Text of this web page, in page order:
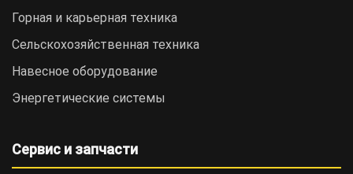
Горная и карьерная техника
Сельскохозяйственная техника
Навесное оборудование
Энергетические системы
Сервис и запчасти